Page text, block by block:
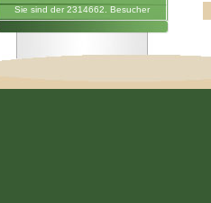
Sie sind der 2314662. Besucher